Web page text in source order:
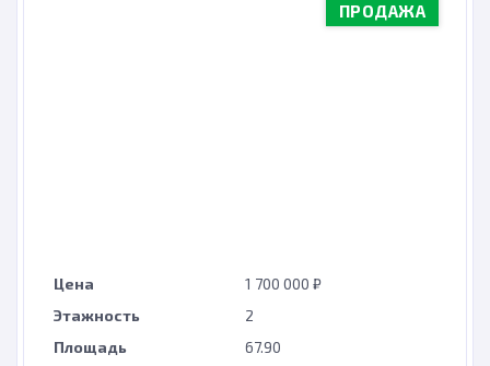
ПРОДАЖА
Цена
1 700 000 ₽
Этажность
2
Площадь
67.90